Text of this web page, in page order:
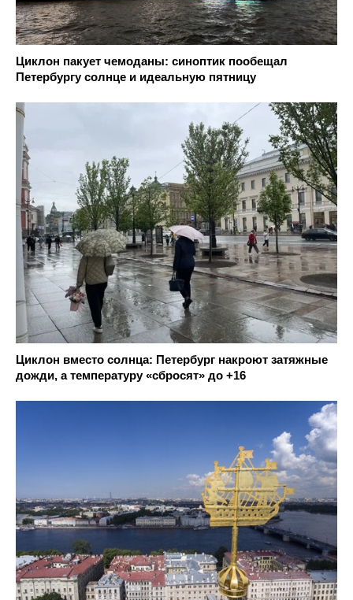
Циклон пакует чемоданы: синоптик пообещал
Петербургу солнце и идеальную пятницу
Циклон вместо солнца: Петербург накроют затяжные
дожди, а температуру «сбросят» до +16